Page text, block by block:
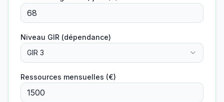
Niveau GIR (dépendance)
GIR 3
Ressources mensuelles (€)